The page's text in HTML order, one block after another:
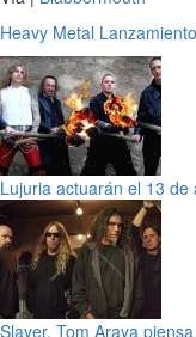
Heavy Metal
Lujuria actuarán el 13
Slayer, Tom Araya